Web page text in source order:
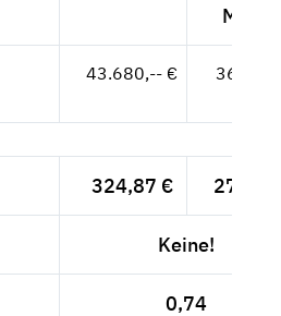
MwSt.
43.680,-- €
324,87 € 273,--
Keine!
0,74